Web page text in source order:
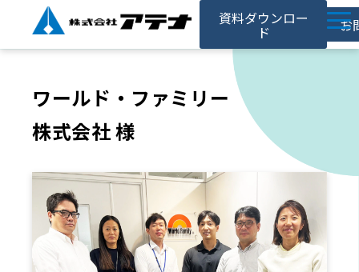
資料ダウンロー
ド お
アテナの強み
お役立ち記事
採用情報
会社情報
ワールド・ファミリー
株式会社 様